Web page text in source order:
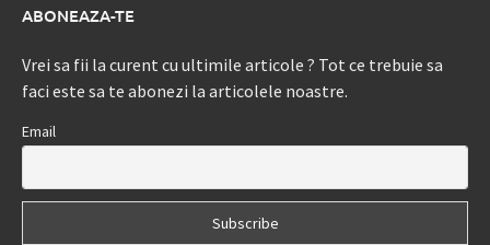
ABONEAZA-TE
Vrei sa fii la curent cu ultimile articole ? Tot ce trebuie sa
faci este sa te abonezi la articolele noastre.
Email